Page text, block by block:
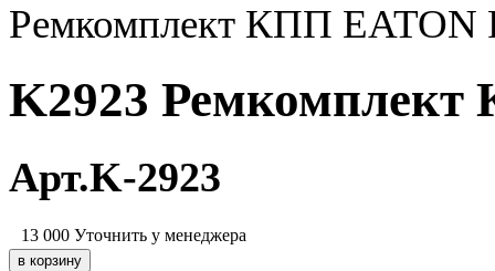
Ремкомплект КПП EATON
K2923
Арт.K-2923
13 000 Уточнить у менеджера